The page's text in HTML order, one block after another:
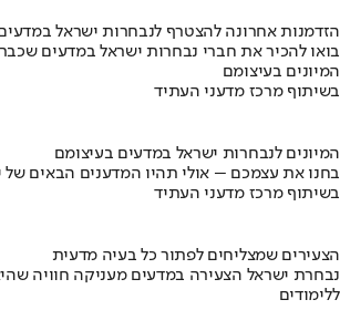
הזדמנות אחרונה להצטרף לנבחרות ישראל
בואו להכיר את חברי נבחרות ישראל במדעים
המיונים בעיצומם
בשיתוף מרכז מדעני העתיד
המיונים לנבחרות ישראל במדעים בעיצומם
בחנו את עצמכם – אולי תהיו המדענים הבאים של
בשיתוף מרכז מדעני העתיד
הצעירים שמצליחים לפתור כל בעיה מדעית
נבחרת ישראל הצעירה במדעים מעניקה חוויה
ללימודים